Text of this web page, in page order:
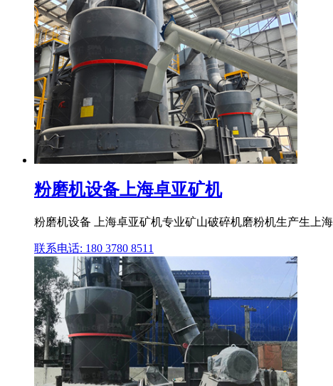
粉磨机设备上海卓亚矿机
粉磨机设备 上海卓亚矿机专业矿山破碎机磨粉机生产生上
联系电话: 180 3780 8511